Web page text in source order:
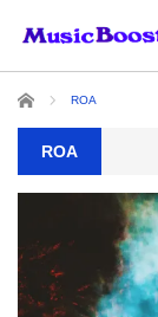
ホーム ROA
ROA